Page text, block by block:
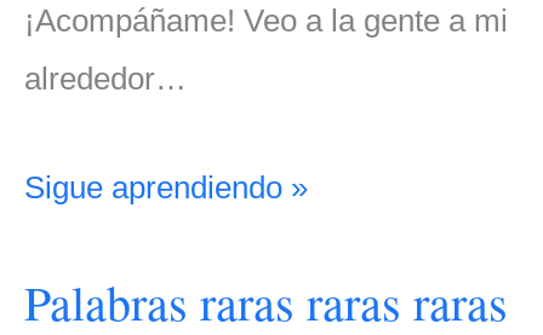
¡Acompáñame! Veo a la gente a mi
alrededor…
Sigue aprendiendo »
Palabras raras raras raras